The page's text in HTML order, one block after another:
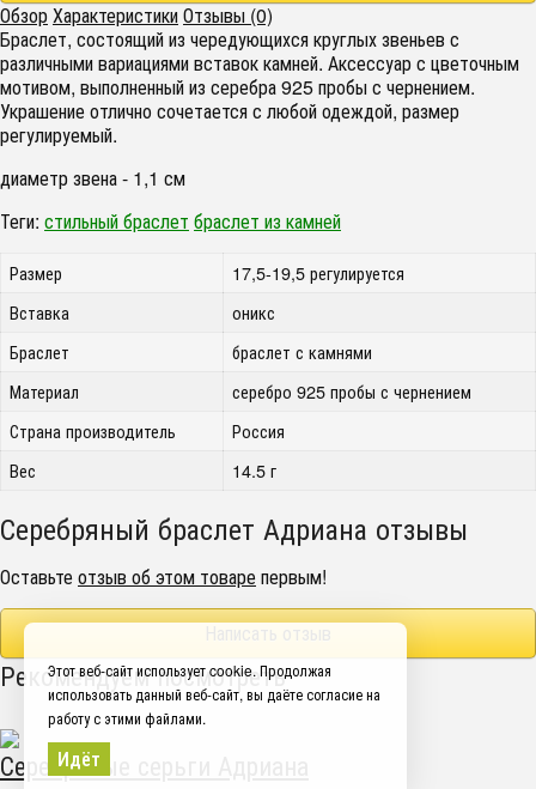
ОбзорХарактеристикиОтзывы (0)
Браслет, состоящий из чередующихся круглых звеньев с
различными вариациями вставок камней. Аксессуар с цветочным
мотивом, выполненный из серебра 925 пробы с чернением.
Украшение отлично сочетается с любой одеждой, размер
регулируемый.
диаметр звена - 1,1 см
Теги: стильный браслет браслет из камней
Размер
17,5-19,5 регулируется
Вставка
оникс
Браслет
браслет с камнями
Материал
серебро 925 пробы с чернением
Страна производитель
Россия
Вес
14.5 г
Серебряный браслет Адриана отзывы
Оставьтеотзыв об этом товарепервым!
Рекомендуем посмотреть
Серебряные серьги Адриана
Этот веб-сайт использует cookie. Продолжая
использовать данный веб-сайт, вы даёте согласие на
работу с этими файлами.
Идёт